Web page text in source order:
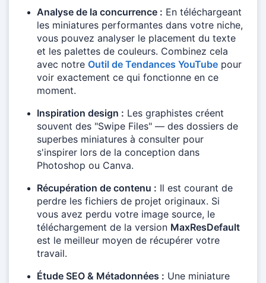
Analyse de la concurrence : En téléchargeant
les miniatures performantes dans votre niche,
vous pouvez analyser le placement du texte
et les palettes de couleurs. Combinez cela
avec notre Outil de Tendances YouTube pour
voir exactement ce qui fonctionne en ce
moment.
Inspiration design : Les graphistes créent
souvent des "Swipe Files" — des dossiers de
superbes miniatures à consulter pour
s'inspirer lors de la conception dans
Photoshop ou Canva.
Récupération de contenu : Il est courant de
perdre les fichiers de projet originaux. Si
vous avez perdu votre image source, le
téléchargement de la version MaxResDefault
est le meilleur moyen de récupérer votre
travail.
Étude SEO & Métadonnées : Une miniature